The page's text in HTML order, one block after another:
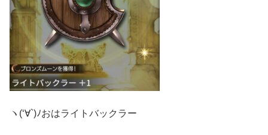
ヽ(‘∀`)ﾉおはライトバックラー